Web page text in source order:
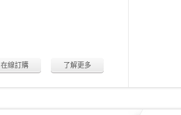
了解更多
在線訂購